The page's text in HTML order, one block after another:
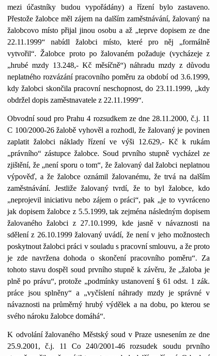
mezi účastníky budou vypořádány) a řízení bylo zastaveno.
Přestože žalobce měl zájem na dalším zaměstnávání, žalovaný na
žalobcovo místo přijal jinou osobu a až „teprve dopisem ze dne
22.11.1999“ nabídl žalobci místo, které pro něj „formálně
vytvořil“. Žalobce proto po žalovaném požaduje (vycházeje z
„hrubé mzdy 13.248,- Kč měsíčně“) náhradu mzdy z důvodu
neplatného rozvázání pracovního poměru za období od 3.6.1999,
kdy žalobci skončila pracovní neschopnost, do 23.11.1999, „kdy
obdržel dopis zaměstnavatele z 22.11.1999“.
Obvodní soud pro Prahu 4 rozsudkem ze dne 28.11.2000, č.j. 11
C 100/2000-26 žalobě vyhověl a rozhodl, že žalovaný je povinen
zaplatit žalobci náklady řízení ve výši 12.629,- Kč k rukám
„právního“ zástupce žalobce. Soud prvního stupně vycházel ze
zjištění, že „není sporu o tom“, že žalovaný dal žalobci neplatnou
výpověď, a že žalobce oznámil žalovanému, že trvá na dalším
zaměstnávání. Jestliže žalovaný tvrdí, že to byl žalobce, kdo
„neprojevil iniciativu nebo zájem o práci“, pak „je to vyvráceno
jak dopisem žalobce z 5.5.1999, tak zejména následným dopisem
žalovaného žalobci z 27.10.1999, kde jasně v návaznosti na
sdělení z 26.10.1999 žalovaný uvádí, že není v jeho možnostech
poskytnout žalobci práci v souladu s pracovní smlouvu, a že proto
je zde navržena dohoda o skončení pracovního poměru“. Za
tohoto stavu dospěl soud prvního stupně k závěru, že „žaloba je
plně po právu“, protože „podmínky ustanovení § 61 odst. 1 zák.
práce jsou splněny“ a „vyčíslení náhrady mzdy je správné v
návaznosti na průměrný hrubý výdělek a na dobu, po kterou se
svého nároku žalobce domáhá“.
K odvolání žalovaného Městský soud v Praze usnesením ze dne
25.9.2001, č.j. 11 Co 240/2001-46 rozsudek soudu prvního